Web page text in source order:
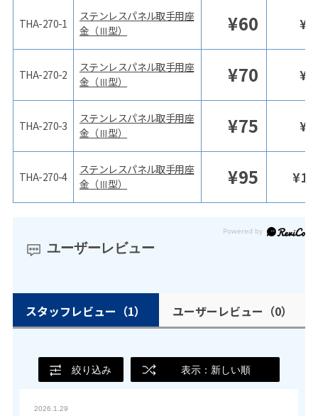
THA-270-1
THA-270-2
THA-270-3
THA-270-4
ステンレスパネル取手用座
金（Ⅲ型）
¥60 ¥
ステンレスパネル取手用座
金（Ⅲ型）
¥70 ¥
ステンレスパネル取手用座
金（Ⅲ型）
¥75 ¥
ステンレスパネル取手用座
金（Ⅲ型）
¥95 ¥
ユーザーレビュー
スタッフレビュー （1） ユーザーレビュー （0）
絞り込み 表示：新しい順
2026.1.29